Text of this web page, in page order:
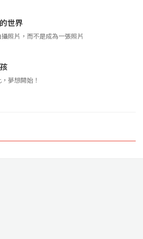
世界
照片，而不是成為一張照片
夢想開始！